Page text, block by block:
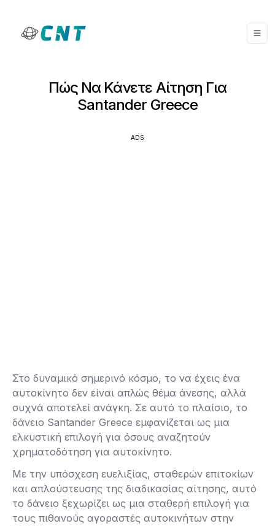
Πώς Να Κάνετε Αίτηση Για
Santander Greece
ADS
Στο δυναμικό σημερινό κόσμο, το να έχεις ένα
αυτοκίνητο δεν είναι απλώς θέμα άνεσης, αλλά
συχνά αποτελεί ανάγκη. Σε αυτό το πλαίσιο, το
δάνειο Santander Greece εμφανίζεται ως μια
ελκυστική επιλογή για όσους αναζητούν
χρηματοδότηση για αυτοκίνητο.
Με την υπόσχεση ευελιξίας, σταθερών επιτοκίων
και απλούστευσης της διαδικασίας αίτησης, αυτό
το δάνειο ξεχωρίζει ως μια σταθερή επιλογή για
τους πιθανούς αγοραστές αυτοκινήτων στην